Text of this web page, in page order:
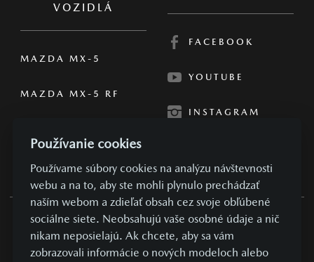
VOZIDLÁ
MAZDA MX-5
MAZDA MX-5 RF
FACEBOOK
YOUTUBE
INSTAGRAM
OBCHODNÉ PODMIENKY
SÚKROMIE A OSOBNÉ ÚDAJE
Používanie cookies
Používame súbory cookies na analýzu návštevnosti
webu a na to, aby ste mohli plynulo prechádzať
naším webom a zdieľať obsah cez svoje obľúbené
sociálne siete. Neobsahujú vaše osobné údaje a nič
nikam neposielajú. Ak chcete, aby sa vám
zobrazovali informácie o nových modeloch alebo